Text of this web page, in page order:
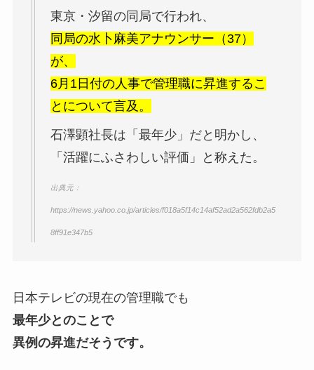
東京・汐留の同局で行われ、
同局の水卜麻美アナウンサー（37）
が、
6月1日付の人事で管理職に昇進するこ
とについて言及。
石澤顕社長は「最年少」だと明かし、
「活躍にふさわしい評価」と称えた。
出典元：
https://news.yahoo.co.jp/articles/f018a5f14c14af52ad2a562fdb2a5
8ff91e347b5
日本テレビの現在の管理職でも
最年少とのことで
異例の昇進だそうです。